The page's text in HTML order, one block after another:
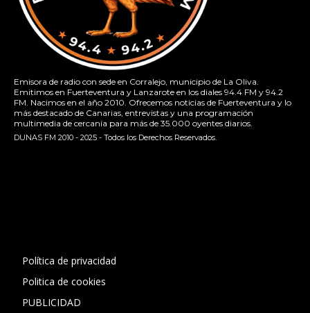
Emisora de radio con sede en Corralejo, municipio de La Oliva.
Emitimos en Fuerteventura y Lanzarote en los diales 94.4 FM y 94.2
FM. Nacimos en el año 2010. Ofrecemos noticias de Fuerteventura y lo
más destacado de Canarias, entrevistas y una programación
multimedia de cercanía para más de 35.000 oyentes diarios.
DUNAS FM 2010 - 2025 - Todos los Derechos Reservados.
Política de privacidad
Politica de cookies
PUBLICIDAD